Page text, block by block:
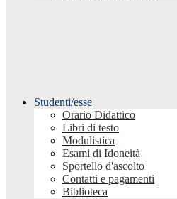
Studenti/esse
Orario Didattico
Libri di testo
Modulistica
Esami di Idoneità
Sportello d'ascolto
Contatti e pagamenti
Biblioteca